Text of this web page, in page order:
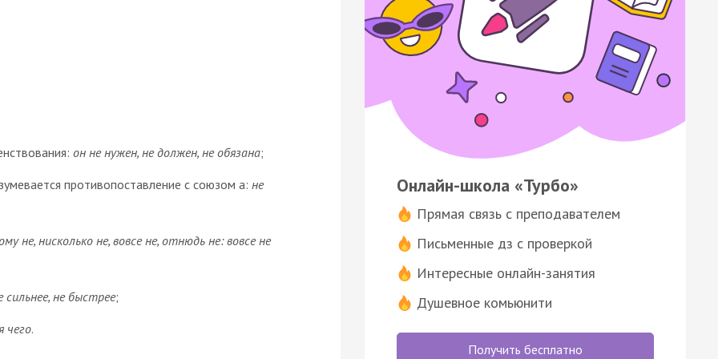
он не нужен, не должен, не обязана;
противопоставление с союзом а: не
не, нисколько не, вовсе не, отнюдь не: вовсе не
сильнее, не быстрее;
чего.
Онлайн-школа «Турбо»
Прямая связь с преподавателем
Письменные дз с проверкой
Интересные онлайн-занятия
Душевное комьюнити
Получить бесплатно